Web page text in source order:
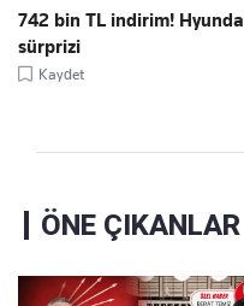
742 bin TL indirim!
sürprizi
Kaydet
ÖNE ÇIKANLAR